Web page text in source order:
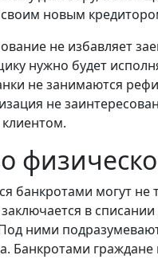
новым
не избавляет
нужно будет
не занимаются
не
банкротами могут
в
ними
Банкротами